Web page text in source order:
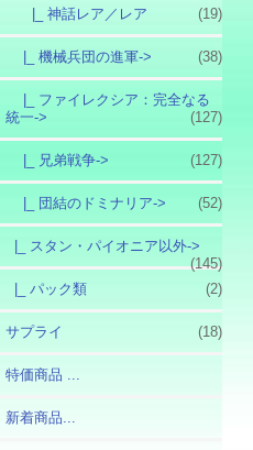
|_ 神話レア／レア (19)
|_ 機械兵団の進軍-> (38)
|_ ファイレクシア：完全なる
統一->
(127)
|_ 兄弟戦争-> (127)
|_ 団結のドミナリア-> (52)
|_ スタン・パイオニア以外->
(145)
|_ パック類
(2)
サプライ (18)
特価商品 ...
新着商品...